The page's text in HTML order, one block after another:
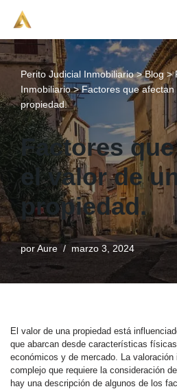
Saltar
al
contenido
Perito Judicial Inmobiliario>Blog>
Inmobiliario>Factores que
propiedad.
Factores
el valor de
propiedad.
por Aure marzo 3, 2024
El valor de una propiedad está
que abarcan desde características
económicos y de mercado. La
complejo que requiere la consideración
hay una descripción de algunos de los